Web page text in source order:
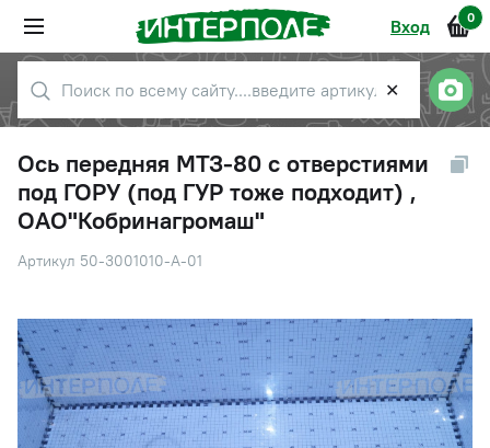
Вход 0
✕
Ось передняя МТЗ-80 с отверстиями
под ГОРУ (под ГУР тоже подходит) ,
ОАО"Кобринагромаш"
Артикул 50-3001010-А-01